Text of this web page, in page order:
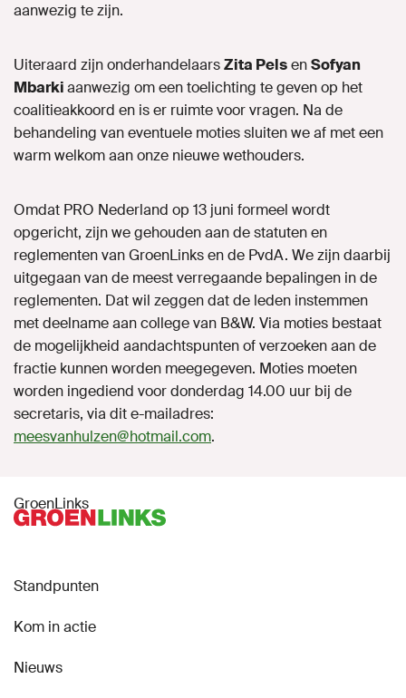
aanwezig te zijn.
Uiteraard zijn onderhandelaarsZita PelsenSofyan
Mbarkiaanwezig om een toelichting te geven op het
coalitieakkoord en is er ruimte voor vragen. Na de
behandeling van eventuele moties sluiten we af met een
warm welkom aan onze nieuwe wethouders.
Omdat PRO Nederland op 13 juni formeel wordt
opgericht, zijn we gehouden aan de statuten en
reglementen van GroenLinks en de PvdA. We zijn daarbij
uitgegaan van de meest verregaande bepalingen in de
reglementen. Dat wil zeggen dat de leden instemmen
met deelname aan college van B&W. Via moties bestaat
de mogelijkheid aandachtspunten of verzoeken aan de
fractie kunnen worden meegegeven. Moties moeten
worden ingediend voor donderdag 14.00 uur bij de
secretaris, via dit e-mailadres:
meesvanhulzen@hotmail.com.
GroenLinks
Standpunten
Kom in actie
Nieuws